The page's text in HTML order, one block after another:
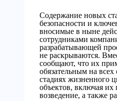
Содержание новых
безопасности и
вносимые в ныне
сотрудниками
разрабатывающей
не раскрываются.
сообщают, что их
обязательным на
стадиях жизненного
объектов, включая их
возведение, а также